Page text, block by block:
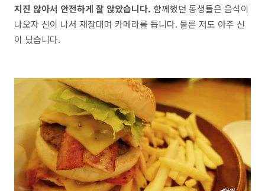
지진 않아서 안전하게 잘 앉았습니다. 함께했던 동생들은 음식이
나오자 신이 나서 재잘대며 카메라를 듭니다. 물론 저도 아주 신
이 났습니다.